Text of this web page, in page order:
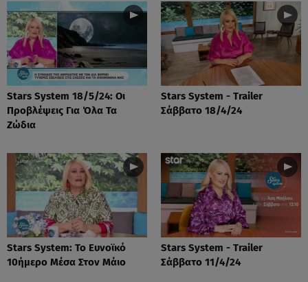
Stars System 18/5/24: Οι
Προβλέψεις Για Όλα Τα
Ζώδια
Stars System - Trailer
Σάββατο 18/4/24
Stars System: Το Ευνοϊκό
10ήμερο Μέσα Στον Μάιο
Stars System - Trailer
Σάββατο 11/4/24